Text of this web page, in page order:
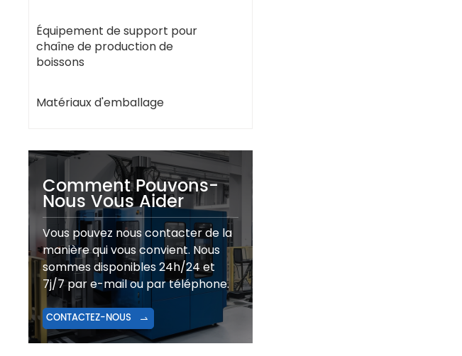
Équipement de support pour
chaîne de production de
boissons
Matériaux d'emballage
Comment Pouvons-
Nous Vous Aider
Vous pouvez nous contacter de la
manière qui vous convient. Nous
sommes disponibles 24h/24 et
7j/7 par e-mail ou par téléphone.
CONTACTEZ-NOUS